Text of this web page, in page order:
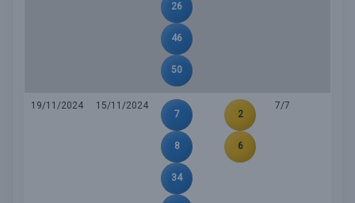
26
46
50
19/11/2024
15/11/2024
7
8
34
2
6
7/7